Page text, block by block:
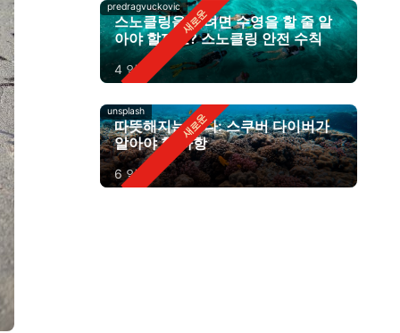
predragvuckovic
스노클링을 하려면 수영을 할 줄 알
아야 할까요? 스노클링 안전 수칙
4 일 전
unsplash
따뜻해지는 바다: 스쿠버 다이버가
알아야 할 사항
6 일 전